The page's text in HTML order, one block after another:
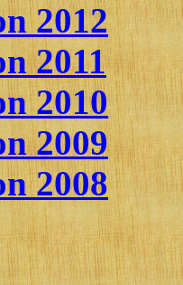
2012
2011
2010
2009
2008